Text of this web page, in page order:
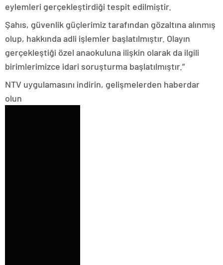
eylemleri gerçekleştirdiği tespit edilmiştir.
Şahıs, güvenlik güçlerimiz tarafından gözaltına alınmış
olup, hakkında adli işlemler başlatılmıştır. Olayın
gerçekleştiği özel anaokuluna ilişkin olarak da ilgili
birimlerimizce idari soruşturma başlatılmıştır.”
NTV uygulamasını indirin, gelişmelerden haberdar
olun